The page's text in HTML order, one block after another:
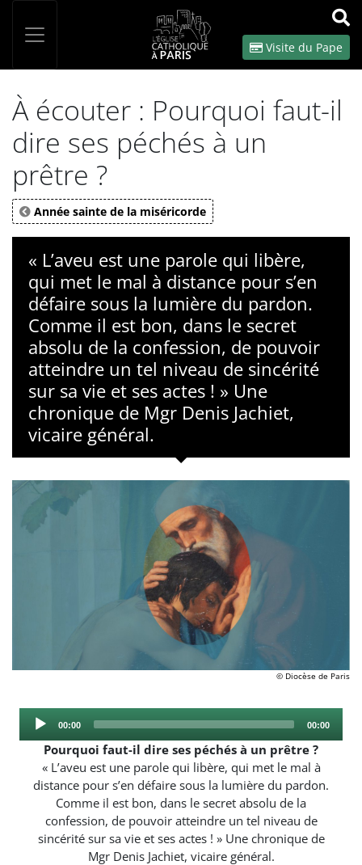
OK
Visite du Pape
À écouter : Pourquoi faut-il
dire ses péchés à un
prêtre ?
Année sainte de la miséricorde
« L’aveu est une parole qui libère,
qui met le mal à distance pour s’en
défaire sous la lumière du pardon.
Comme il est bon, dans le secret
absolu de la confession, de pouvoir
atteindre un tel niveau de sincérité
sur sa vie et ses actes ! » Une
chronique de Mgr Denis Jachiet,
vicaire général.
© Diocèse de Paris
Player
Current
00:00
Total
00:00
Pourquoi faut-il dire ses péchés à un prêtre ?
« L’aveu est une parole qui libère, qui met le mal à
distance pour s’en défaire sous la lumière du pardon.
Comme il est bon, dans le secret absolu de la
confession, de pouvoir atteindre un tel niveau de
sincérité sur sa vie et ses actes ! » Une chronique de
Mgr Denis Jachiet, vicaire général.
Panneau de gestion des cookies